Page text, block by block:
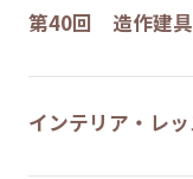
第40回 造作建
インテリア・レ